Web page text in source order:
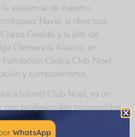
asistencia de nuestro
Navia; la directora
Giraldo y la jefe de
Clemencia Álvarez, en
Clínica Club Noel,
y compañerismo.
Infantil Club Noel, es un
profesionales reconocidos
social; lo cual representa no
profesionales de la salud